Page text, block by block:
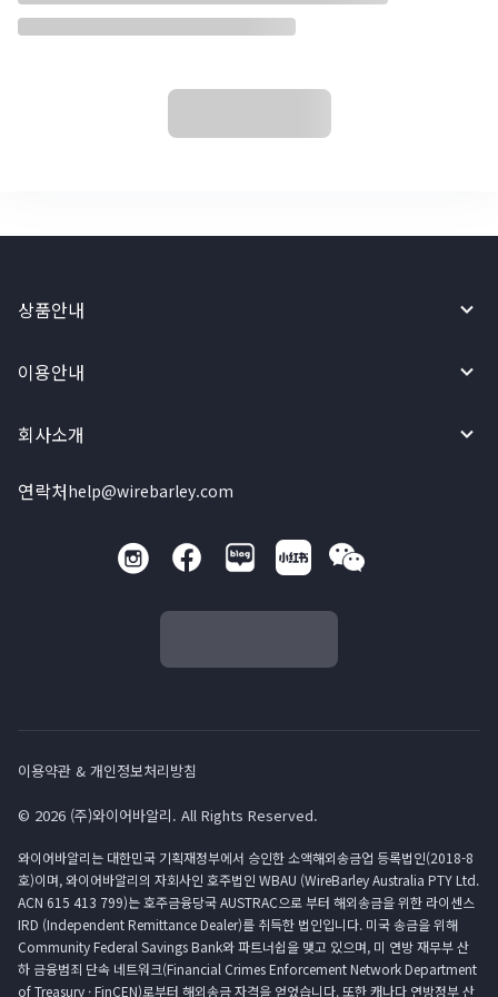
상품안내
이용안내
회사소개
연락처help@wirebarley.com
이용약관 & 개인정보처리방침
© 2026 (주)와이어바알리. All Rights Reserved.
와이어바알리는 대한민국 기획재정부에서 승인한 소액해외송금업 등록법인(2018-8
호)이며, 와이어바알리의 자회사인 호주법인 WBAU (WireBarley Australia PTY Ltd.
ACN 615 413 799)는 호주금융당국 AUSTRAC으로 부터 해외송금을 위한 라이센스
IRD (Independent Remittance Dealer)를 취득한 법인입니다. 미국 송금을 위해
Community Federal Savings Bank와 파트너쉽을 맺고 있으며, 미 연방 재무부 산
하 금융범죄 단속 네트워크(Financial Crimes Enforcement Network Department
of Treasury · FinCEN)로부터 해외송금 자격을 얻었습니다. 또한 캐나다 연방정부 산